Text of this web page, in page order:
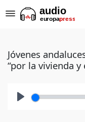
Jóvenes
“por la vivienda y